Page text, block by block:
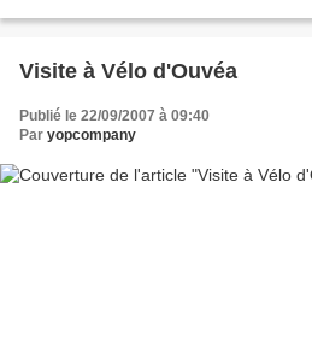
Visite à Vélo d'Ouvéa
Publié le 22/09/2007 à 09:40
Par yopcompany